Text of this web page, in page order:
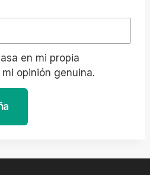
en mi propia
opinión genuina.